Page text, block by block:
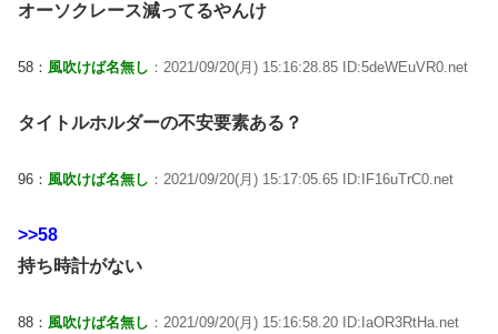
オーソクレース減ってるやんけ
58： 風吹けば名無し ：2021/09/20(月) 15:16:28.85 ID:5deWEuVR0.net
タイトルホルダーの不安要素ある？
96： 風吹けば名無し ：2021/09/20(月) 15:17:05.65 ID:IF16uTrC0.net
>>58
持ち時計がない
88： 風吹けば名無し ：2021/09/20(月) 15:16:58.20 ID:IaOR3RtHa.net